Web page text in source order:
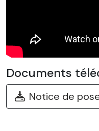
Documents
Notice de